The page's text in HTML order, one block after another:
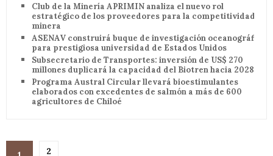
Club de la Minería APRIMIN analiza el nuevo rol
estratégico de los proveedores para la competitividad
minera
ASENAV construirá buque de investigación oceanográfica
para prestigiosa universidad de Estados Unidos
Subsecretario de Transportes: inversión de US$ 270
millones duplicará la capacidad del Biotren hacia 2028
Programa Austral Circular llevará bioestimulantes
elaborados con excedentes de salmón a más de 600
agricultores de Chiloé
2